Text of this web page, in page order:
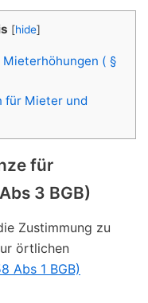
[hide]
( §
für Mieter und
für
3 BGB)
Zustimmung zu
örtlichen
Abs 1 BGB)